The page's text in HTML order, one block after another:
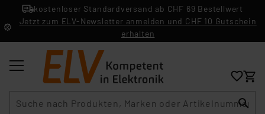
kostenloser Standardversand ab CHF 69 Bestellwert
Jetzt zum ELV-Newsletter anmelden und CHF 10 Gutschein
erhalten